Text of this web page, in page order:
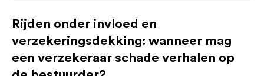
Rijden onder invloed en
verzekeringsdekking: wanneer mag
een verzekeraar schade verhalen op